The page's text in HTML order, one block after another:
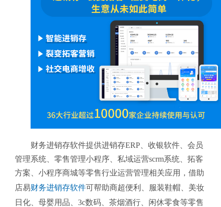
财务进销存软件提供进销存ERP、收银软件、会员
管理系统、零售管理小程序、私域运营scrm系统、拓客
方案、小程序商城等零售行业运营管理相关应用，借助
店易财务进销存软件可帮助商超便利、服装鞋帽、美妆
日化、母婴用品、3c数码、茶烟酒行、闲休零食等零售